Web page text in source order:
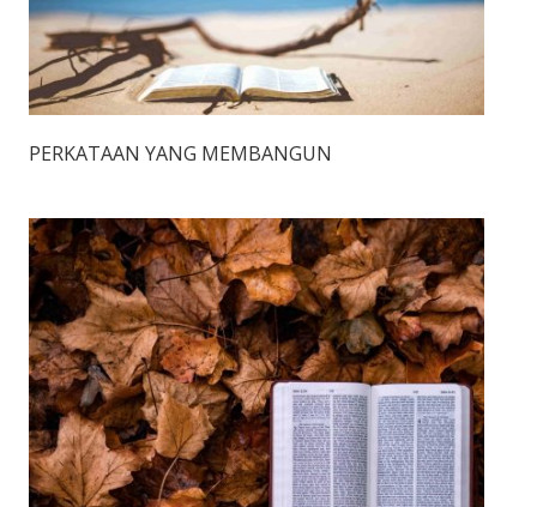
PERKATAAN YANG MEMBANGUN